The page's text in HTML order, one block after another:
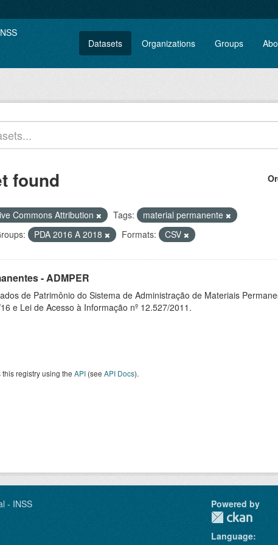
Datasets Organizations Groups
found
Commons Attribution Tags:
material permanente
PDA 2016 A 2018 Formats: CSV
- ADMPER
de Patrimônio do Sistema de Administração de Materiais
e Lei de Acesso à Informação nº 12.527/2011.
registry using the API (see API Docs).
- INSS
Powered by
Language